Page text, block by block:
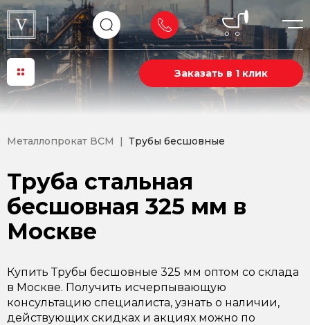
Заказать в 1 клик
Металлопрокат ВСМ Трубы бесшовные
Труба стальная
бесшовная 325 мм в
Москве
Купить Трубы бесшовные 325 мм оптом со склада
в Москве. Получить исчерпывающую
консультацию специалиста, узнать о наличии,
действующих скидках и акциях можно по